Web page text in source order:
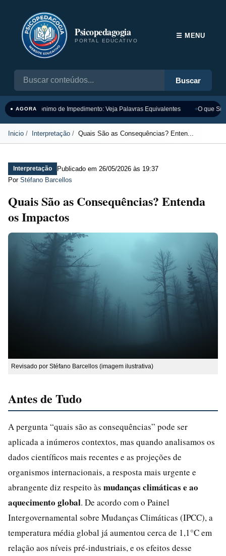
Psicopedagogia
PORTAL EDUCATIVO
Buscar
☰ MENU
● AGORASinônimo de Impedimento: Veja Palavras Equivalentes O que
Inicio Interpretação Quais São as Consequências? Enten...
Interpretação Publicado em 26/05/2026 às 19:37
Por Stéfano Barcellos
Quais São as Consequências? Entenda
os Impactos
Revisado por Stéfano Barcellos (imagem ilustrativa)
Antes de Tudo
A pergunta “quais são as consequências” pode ser
aplicada a inúmeros contextos, mas quando analisamos os
dados científicos mais recentes e as projeções de
organismos internacionais, a resposta mais urgente e
abrangente diz respeito às mudanças climáticas e ao
aquecimento global. De acordo com o Painel
Intergovernamental sobre Mudanças Climáticas (IPCC), a
temperatura média global já aumentou cerca de 1,1°C em
relação aos níveis pré-industriais, e os efeitos desse